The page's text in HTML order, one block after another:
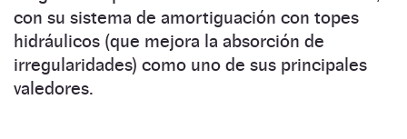
con su sistema de amortiguación con topes
hidráulicos (que mejora la absorción de
irregularidades) como uno de sus principales
valedores.